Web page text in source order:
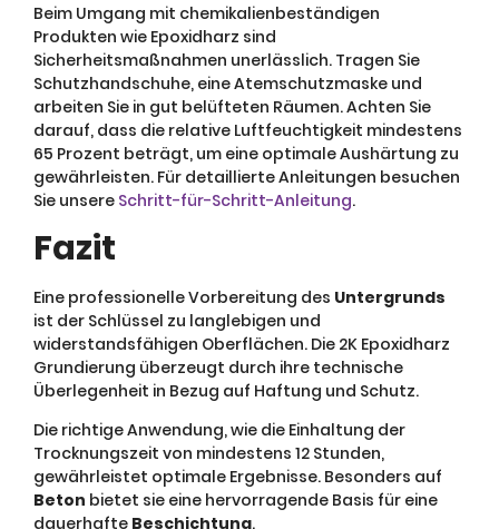
Beim Umgang mit chemikalienbeständigen
Produkten wie Epoxidharz sind
Sicherheitsmaßnahmen unerlässlich. Tragen Sie
Schutzhandschuhe, eine Atemschutzmaske und
arbeiten Sie in gut belüfteten Räumen. Achten Sie
darauf, dass die relative Luftfeuchtigkeit mindestens
65 Prozent beträgt, um eine optimale Aushärtung zu
gewährleisten. Für detaillierte Anleitungen besuchen
Sie unsere Schritt-für-Schritt-Anleitung.
Fazit
Eine professionelle Vorbereitung des Untergrunds
ist der Schlüssel zu langlebigen und
widerstandsfähigen Oberflächen. Die 2K Epoxidharz
Grundierung überzeugt durch ihre technische
Überlegenheit in Bezug auf Haftung und Schutz.
Die richtige Anwendung, wie die Einhaltung der
Trocknungszeit von mindestens 12 Stunden,
gewährleistet optimale Ergebnisse. Besonders auf
Beton bietet sie eine hervorragende Basis für eine
dauerhafte Beschichtung.